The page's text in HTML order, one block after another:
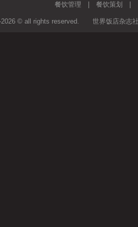
餐饮管理 餐饮策划
2026 © all rights reserved. 世界饭店杂志